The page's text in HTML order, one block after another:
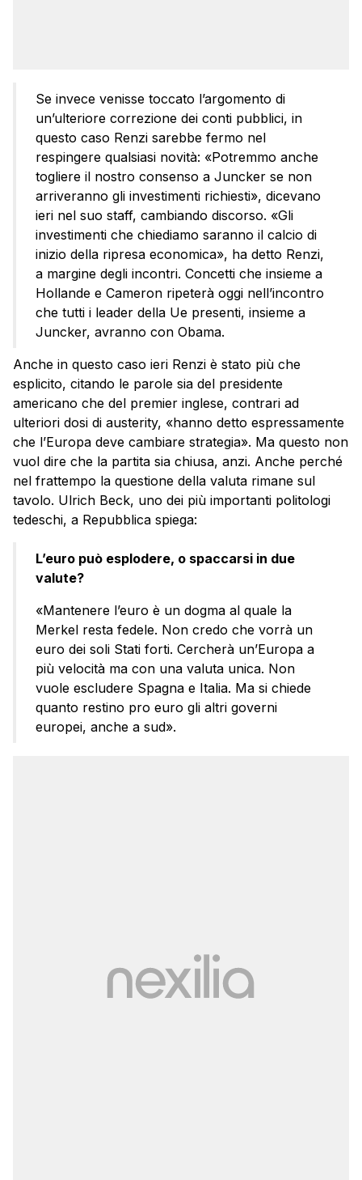
Se invece venisse toccato l’argomento di
un’ulteriore correzione dei conti pubblici, in
questo caso Renzi sarebbe fermo nel
respingere qualsiasi novità: «Potremmo anche
togliere il nostro consenso a Juncker se non
arriveranno gli investimenti richiesti», dicevano
ieri nel suo staff, cambiando discorso. «Gli
investimenti che chiediamo saranno il calcio di
inizio della ripresa economica», ha detto Renzi,
a margine degli incontri. Concetti che insieme a
Hollande e Cameron ripeterà oggi nell’incontro
che tutti i leader della Ue presenti, insieme a
Juncker, avranno con Obama.
Anche in questo caso ieri Renzi è stato più che
esplicito, citando le parole sia del presidente
americano che del premier inglese, contrari ad
ulteriori dosi di austerity, «hanno detto espressamente
che l’Europa deve cambiare strategia». Ma questo non
vuol dire che la partita sia chiusa, anzi. Anche perché
nel frattempo la questione della valuta rimane sul
tavolo. Ulrich Beck, uno dei più importanti politologi
tedeschi, a Repubblica spiega:
L’euro può esplodere, o spaccarsi in due
valute?
«Mantenere l’euro è un dogma al quale la
Merkel resta fedele. Non credo che vorrà un
euro dei soli Stati forti. Cercherà un’Europa a
più velocità ma con una valuta unica. Non
vuole escludere Spagna e Italia. Ma si chiede
quanto restino pro euro gli altri governi
europei, anche a sud».